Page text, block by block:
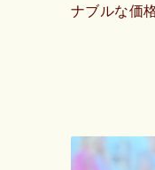
ナブルな価